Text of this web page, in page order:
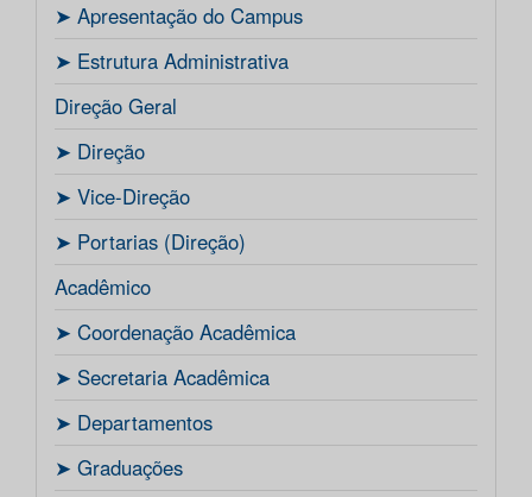
ㅤ➤ Apresentação do Campus
ㅤ➤ Estrutura Administrativa
Direção Geral
ㅤ➤ Direção
ㅤ➤ Vice-Direção
ㅤ➤ Portarias (Direção)
Acadêmico
ㅤ➤ Coordenação Acadêmica
ㅤㅤ➤ Secretaria Acadêmica
ㅤ➤ Departamentos
ㅤ➤ Graduações